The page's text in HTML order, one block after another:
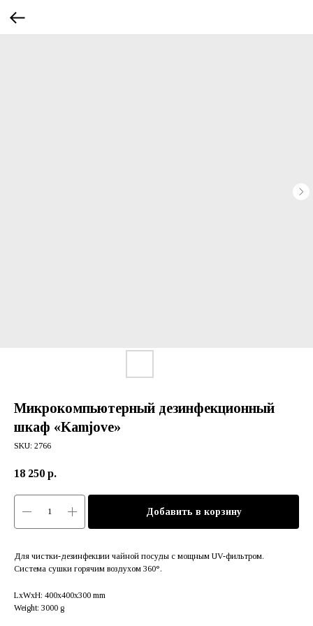
Микрокомпьютерный дезинфекционный
шкаф «Kamjove»
SKU: 2766
18 250 р.
Добавить в корзину
Для чистки-дезинфекции чайной посуды с мощным UV-фильтром.
Система сушки горячим воздухом 360°.
LxWxH: 400x400x300 mm
Weight: 3000 g